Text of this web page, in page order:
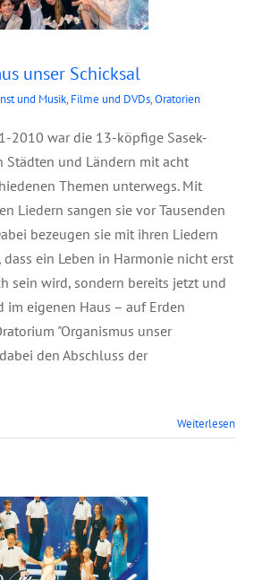
unser Schicksal
und Musik, Filme und DVDs,Oratorien
2010 war die 13-köpfige Sasek-
Städten und Ländern mit acht
Themen unterwegs. Mit
Liedern sangen sie vor Tausenden
bezeugen sie mit ihren Liedern
ein Leben in Harmonie nicht erst
sein wird, sondern bereits jetzt und
im eigenen Haus – auf Erden
"Organismus unser
den Abschluss der
Weiterlesen
DVD: